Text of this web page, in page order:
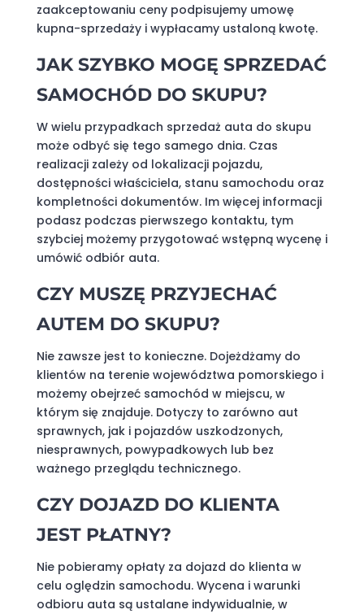
zaakceptowaniu ceny podpisujemy umowę
kupna-sprzedaży i wypłacamy ustaloną kwotę.
JAK SZYBKO MOGĘ SPRZEDAĆ
SAMOCHÓD DO SKUPU?
W wielu przypadkach sprzedaż auta do skupu
może odbyć się tego samego dnia. Czas
realizacji zależy od lokalizacji pojazdu,
dostępności właściciela, stanu samochodu oraz
kompletności dokumentów. Im więcej informacji
podasz podczas pierwszego kontaktu, tym
szybciej możemy przygotować wstępną wycenę i
umówić odbiór auta.
CZY MUSZĘ PRZYJECHAĆ
AUTEM DO SKUPU?
Nie zawsze jest to konieczne. Dojeżdżamy do
klientów na terenie województwa pomorskiego i
możemy obejrzeć samochód w miejscu, w
którym się znajduje. Dotyczy to zarówno aut
sprawnych, jak i pojazdów uszkodzonych,
niesprawnych, powypadkowych lub bez
ważnego przeglądu technicznego.
CZY DOJAZD DO KLIENTA
JEST PŁATNY?
Nie pobieramy opłaty za dojazd do klienta w
celu oględzin samochodu. Wycena i warunki
odbioru auta są ustalane indywidualnie, w